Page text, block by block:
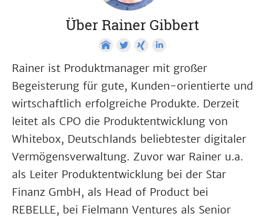
Über Rainer Gibbert
Rainer ist Produktmanager mit großer
Begeisterung für gute, Kunden-orientierte und
wirtschaftlich erfolgreiche Produkte. Derzeit
leitet als CPO die Produktentwicklung von
Whitebox, Deutschlands beliebtester digitaler
Vermögensverwaltung. Zuvor war Rainer u.a.
als Leiter Produktentwicklung bei der Star
Finanz GmbH, als Head of Product bei
REBELLE, bei Fielmann Ventures als Senior